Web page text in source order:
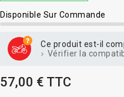
Disponible Sur Commande
Ce produit est-il
Vérifier la
57,00 € TTC